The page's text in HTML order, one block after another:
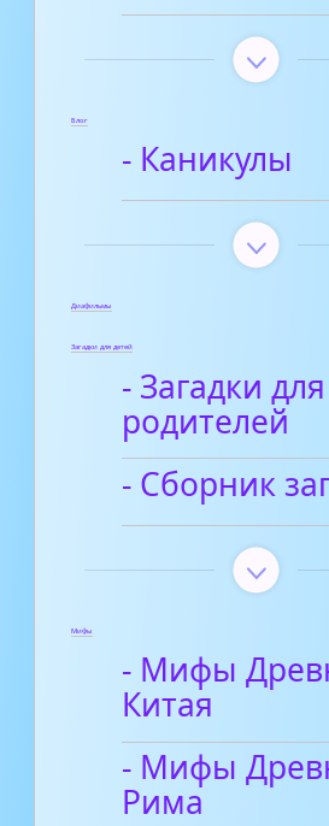
Блог
- Каникулы
Диафильмы
Загадки для детей
- Загадки для
родителей
- Сборник
Мифы
- Мифы
Китая
- Мифы
Рима